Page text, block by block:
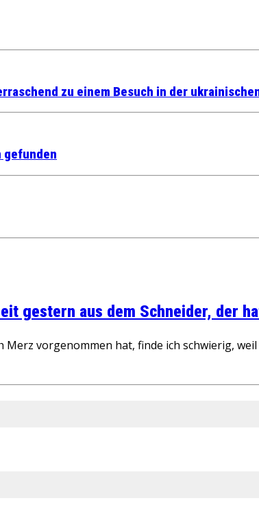
zu einem Besuch in der
gefunden
gestern aus dem Schneider, der
vorgenommen hat, finde ich schwierig,